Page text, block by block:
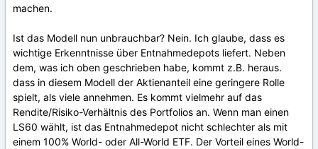
machen.
Ist das Modell nun unbrauchbar? Nein. Ich glaube, dass es
wichtige Erkenntnisse über Entnahmedepots liefert. Neben
dem, was ich oben geschrieben habe, kommt z.B. heraus.
dass in diesem Modell der Aktienanteil eine geringere Rolle
spielt, als viele annehmen. Es kommt vielmehr auf das
Rendite/Risiko-Verhältnis des Portfolios an. Wenn man einen
LS60 wählt, ist das Entnahmedepot nicht schlechter als mit
einem 100% World- oder All-World ETF. Der Vorteil eines World-